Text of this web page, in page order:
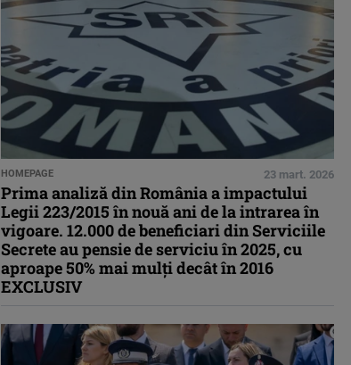
HOMEPAGE 23 mart. 2026
Prima analiză din România a impactului
Legii 223/2015 în nouă ani de la intrarea în
vigoare. 12.000 de beneficiari din Serviciile
Secrete au pensie de serviciu în 2025, cu
aproape 50% mai mulţi decât în 2016
EXCLUSIV